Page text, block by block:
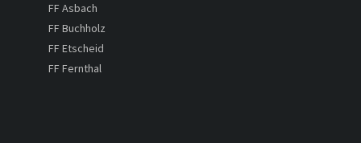
FF Asbach
FF Buchholz
FF Etscheid
FF Fernthal